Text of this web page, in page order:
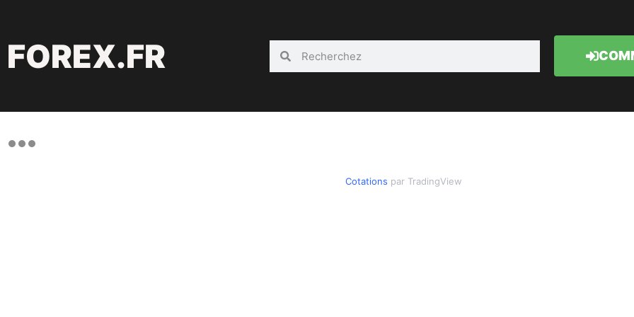
FOREX.FR
Cotations par TradingView